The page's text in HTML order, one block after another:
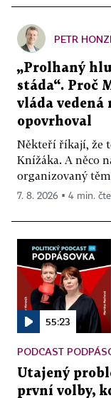
PETR
„Prolhaný
stáda“. Proč
vláda vedená
opovrhoval
Někteří říkají, že
Knížáka. A něco
organizovaný
7. 8. 2026 ▪ 4 min.
55:23
PODCAST
Utajený
první volby,